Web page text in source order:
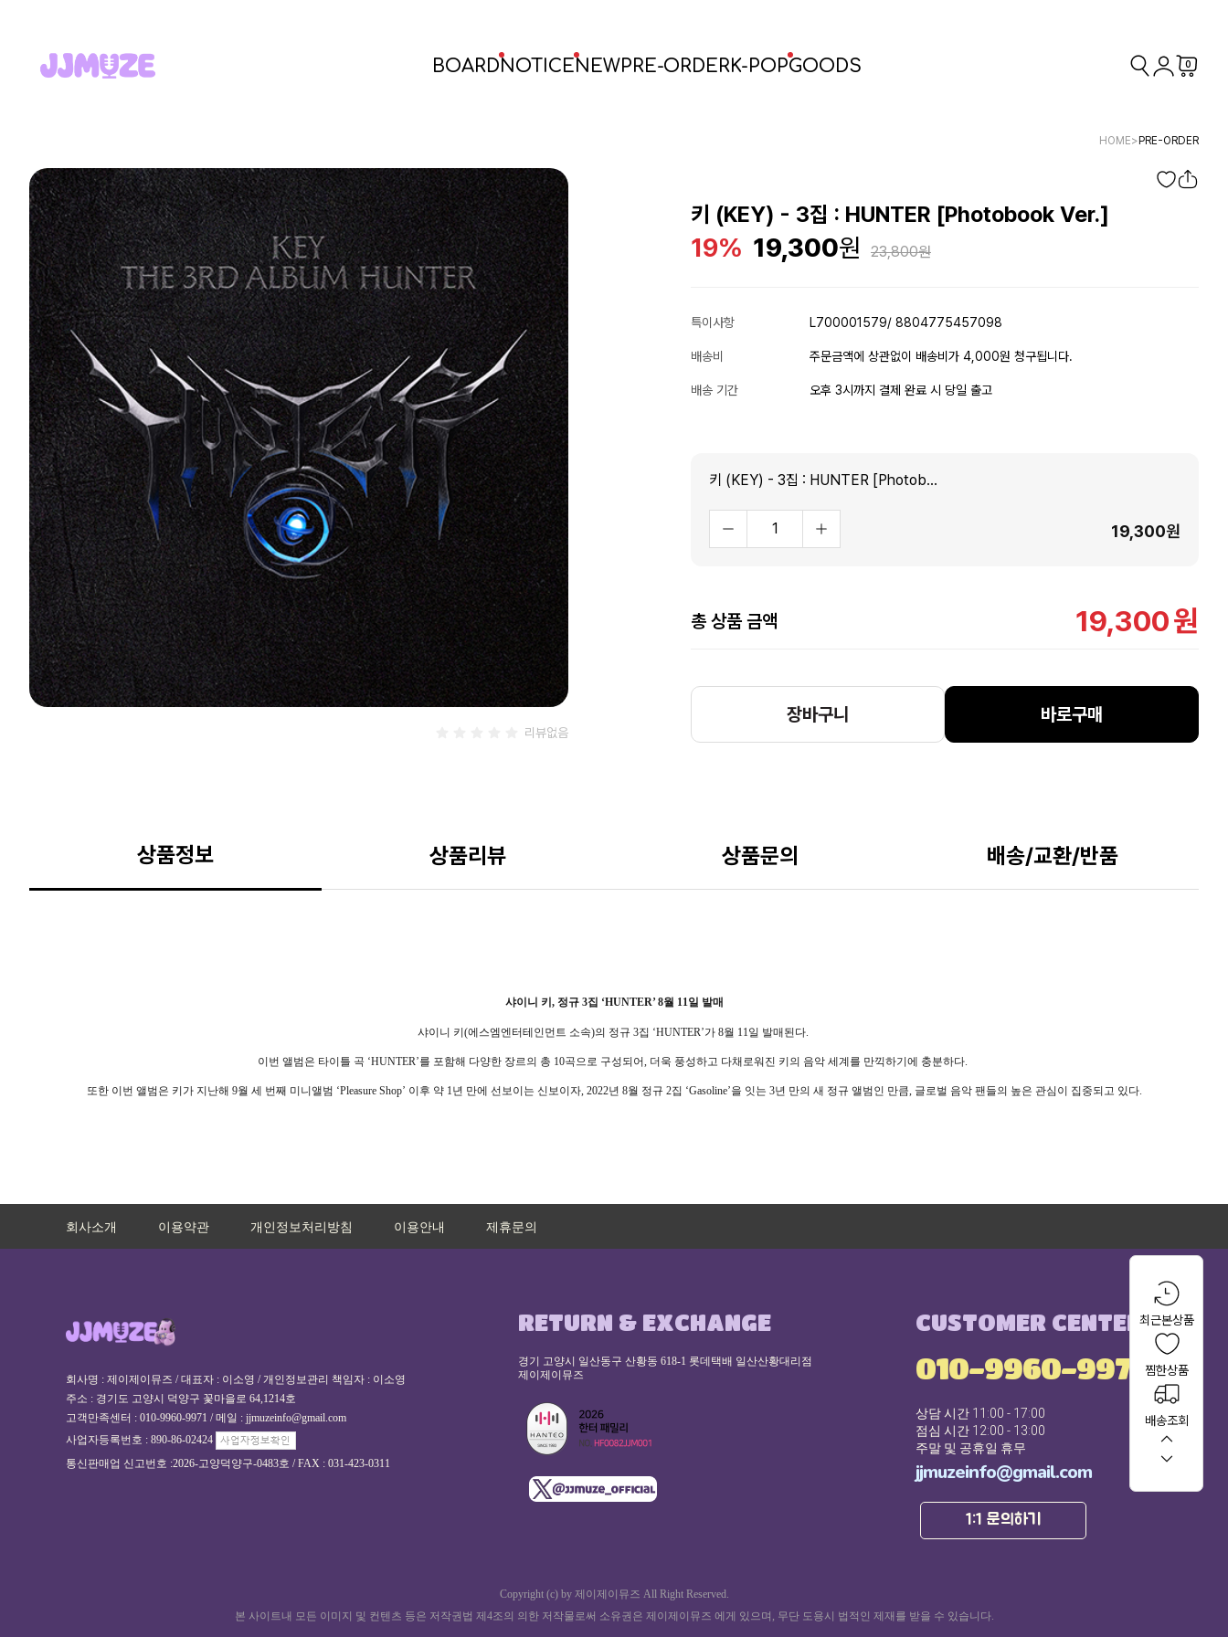
BOARDNOTICENEWPRE-ORDERK-POPGOODS 0
최근본상품
찜한상품
배송조회
HOME> PRE-ORDER
리뷰없음
키 (KEY) - 3집 : HUNTER [Photobook Ver.]
19% 19,300 23,800
특이사항 L700001579/ 8804775457098
배송비 주문금액에 상관없이 배송비가 4,000원 청구됩니다.
배송 기간 오후 3시까지 결제 완료 시 당일 출고
키 (KEY) - 3집 : HUNTER [Photobook Ver.]
19,300원
총 상품 금액 19,300원
장바구니 바로구매
상품정보 상품리뷰 상품문의 배송/교환/반품
샤이니 키 , 정규 3집 ‘HUNTER’ 8월 11일 발매
샤이니 키 (에스엠엔터테인먼트 소속)의 정규 3집 ‘HUNTER’가 8월 11일 발매된다.
이번 앨범은 타이틀 곡 ‘HUNTER’를 포함해 다양한 장르의 총 10곡으로 구성되어, 더욱 풍성하고 다채로워진 키의 음악 세계를 만끽하기에 충분하다.
또한 이번 앨범은 키가 지난해 9월 세 번째 미니앨범 ‘Pleasure Shop’ 이후 약 1년 만에 선보이는 신보이자, 2022년 8월 정규 2집 ‘Gasoline’을 잇는 3년 만의 새 정규 앨범인 만큼, 글로벌 음악 팬들의 높은 관심이 집중되고 있다.
회사소개 이용약관 개인정보처리방침 이용안내 제휴문의
회사명 : 제이제이뮤즈 / 대표자 : 이소영 / 개인정보관리 책임자 : 이소영
주소 : 경기도 고양시 덕양구 꽃마을로 64,1214호
고객만족센터 : 010-9960-9971 / 메일 : jjmuzeinfo@gmail.com
사업자등록번호 : 890-86-02424
통신판매업 신고번호 :2026-고양덕양구-0483호 / FAX : 031-423-0311
RETURN & EXCHANGE
경기 고양시 일산동구 산황동 618-1 롯데택배 일산산황대리점
제이제이뮤즈
CUSTOMER CENTER
010-9960-9971
상담 시간 11:00 - 17:00
점심 시간 12:00 - 13:00
주말 및 공휴일 휴무
jjmuzeinfo@gmail.com
1:1 문의하기
Copyright (c) by 제이제이뮤즈 All Right Reserved.
본 사이트내 모든 이미지 및 컨텐츠 등은 저작권법 제4조의 의한 저작물로써 소유권은 제이제이뮤즈 에게 있으며, 무단 도용시 법적인 제재를 받을 수 있습니다.